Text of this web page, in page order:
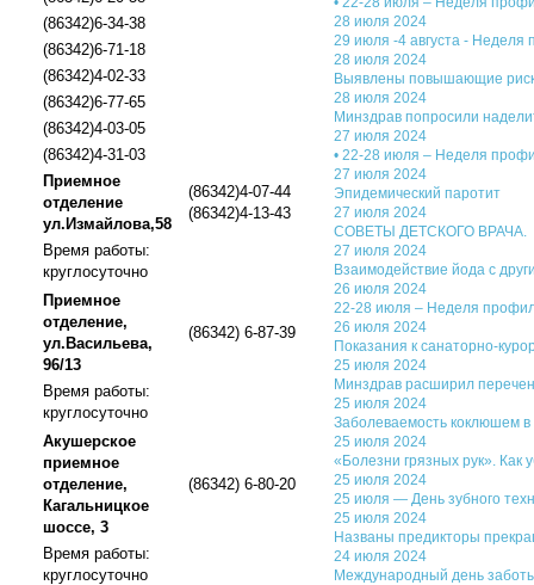
(86342)6-34-38
(86342)6-71-18
(86342)4-02-33
(86342)6-77-65
(86342)4-03-05
(86342)4-31-03
Приемное
отделение
ул.Измайлова,58
(86342)4-07-44
(86342)4-13-43
Время работы:
круглосуточно
Приемное
отделение,
ул.Васильева,
96/13
(86342) 6-87-39
Время работы:
круглосуточно
Акушерское
приемное
отделение,
Кагальницкое
шоссе, 3
(86342) 6-80-20
Время работы:
круглосуточно
28 июля 2024
29 июля -4 августа - Неделя
28 июля 2024
Выявлены повышающие
28 июля 2024
Минздрав попросили
27 июля 2024
• 22-28 июля – Неделя
27 июля 2024
Эпидемический паротит
27 июля 2024
СОВЕТЫ ДЕТСКОГО ВРАЧА.
27 июля 2024
Взаимодействие йода с
26 июля 2024
22-28 июля – Неделя
26 июля 2024
Показания к санаторно-
25 июля 2024
Минздрав расширил
25 июля 2024
Заболеваемость коклюшем в
25 июля 2024
«Болезни грязных рук». Как
25 июля 2024
25 июля — День зубного
25 июля 2024
Названы предикторы
24 июля 2024
Международный день